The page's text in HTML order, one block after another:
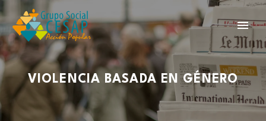
VIOLENCIA BASADA EN GÉNERO